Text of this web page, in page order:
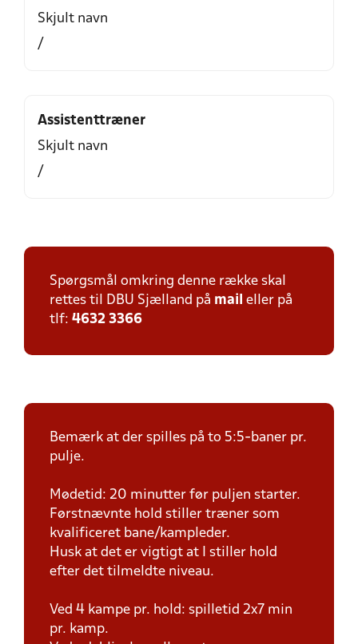
Skjult navn
/
Assistenttræner
Skjult navn
/
Spørgsmål omkring denne række skal
rettes til DBU Sjælland på mail eller på
tlf: 4632 3366
Bemærk at der spilles på to 5:5-baner pr.
pulje.
Mødetid: 20 minutter før puljen starter.
Førstnævnte hold stiller træner som
kvalificeret bane/kampleder.
Husk at det er vigtigt at I stiller hold
efter det tilmeldte niveau.
Ved 4 kampe pr. hold: spilletid 2x7 min
pr. kamp.